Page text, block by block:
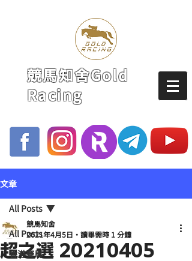
競馬知舍Gold
Racing
文章
All Posts
香港賽馬
All Posts
超之選 20210405
競馬知舍
2021年4月5日
讀畢需時 1 分鐘